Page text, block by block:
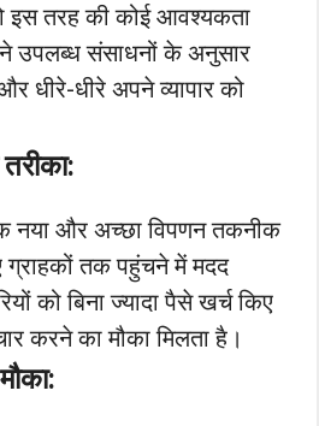
तरह की कोई आवश्यकता
उपलब्ध संसाधनों के अनुसार
धीरे अपने व्यापार को
नया और अच्छा विपणन तकनीक
ग्राहकों तक पहुंचने में मदद
को बिना ज्यादा पैसे खर्च किए
करने का मौका मिलता है।